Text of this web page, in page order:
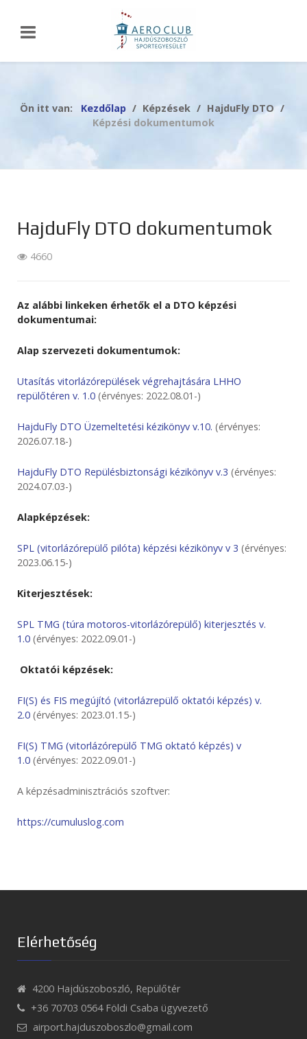
Ön itt van: Kezdőlap Képzések
HajduFly DTO
Képzési dokumentumok
HajduFly DTO dokumentumok
4660
Az alábbi linkeken érhetők el a DTO képzési
dokumentumai:
Alap szervezeti dokumentumok:
Utasítás vitorlázórepülések végrehajtására LHHO
repülőtéren v. 1.0 (érvényes: 2022.08.01-)
HajduFly DTO Üzemeltetési kézikönyv v.10. (érvényes:
2026.07.18-)
HajduFly DTO Repülésbiztonsági kézikönyv v.3 (érvényes:
2024.07.03-)
Alapképzések:
SPL (vitorlázórepülő pilóta) képzési kézikönyv v 3 (érvényes:
2023.06.15-)
Kiterjesztések:
SPL TMG (túra motoros-vitorlázórepülő) kiterjesztés v.
1.0 (érvényes: 2022.09.01-)
Oktatói képzések:
FI(S) és FIS megújító (vitorlázrepülő oktatói képzés) v.
2.0 (érvényes: 2023.01.15-)
FI(S) TMG (vitorlázórepülő TMG oktató képzés) v
1.0 (érvényes: 2022.09.01-)
A képzésadminisztrációs szoftver:
https://cumuluslog.com
Elérhetőség
4200 Hajdúszoboszló, Repülőtér
+36 70703 0564 Földi Csaba ügyvezető
airport.hajduszoboszlo@gmail.com